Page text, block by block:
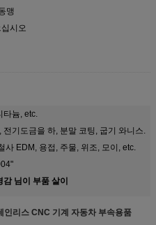
맹
시오
타늄, etc.
전기도금을 하, 분말 코팅, 굽기 와니스.
사 EDM, 용접, 주물, 위조, 모이, etc.
감 님이 부품 살이
인리스 CNC 기계 자동차 부속용품